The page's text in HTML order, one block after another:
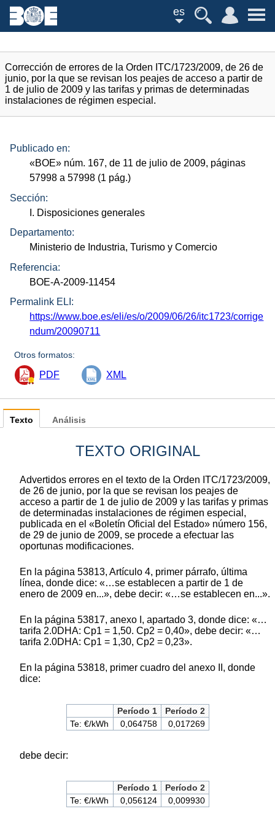
es
Corrección de errores de la Orden ITC/1723/2009, de 26 de
junio, por la que se revisan los peajes de acceso a partir de
1 de julio de 2009 y las tarifas y primas de determinadas
instalaciones de régimen especial.
Publicado en:
«BOE» núm. 167, de 11 de julio de 2009, páginas
57998 a 57998 (1 pág.)
Sección:
I. Disposiciones generales
Departamento:
Ministerio de Industria, Turismo y Comercio
Referencia:
BOE-A-2009-11454
Permalink ELI:
https://www.boe.es/eli/es/o/2009/06/26/itc1723/corrige
ndum/20090711
Otros formatos:
PDF XML
Texto
TEXTO ORIGINAL
Advertidos errores en el texto de la Orden ITC/1723/2009,
de 26 de junio, por la que se revisan los peajes de
acceso a partir de 1 de julio de 2009 y las tarifas y primas
de determinadas instalaciones de régimen especial,
publicada en el «Boletín Oficial del Estado» número 156,
de 29 de junio de 2009, se procede a efectuar las
oportunas modificaciones.
En la página 53813, Artículo 4, primer párrafo, última
línea, donde dice: «…se establecen a partir de 1 de
enero de 2009 en...», debe decir: «…se establecen en...».
En la página 53817, anexo I, apartado 3, donde dice: «…
tarifa 2.0DHA: Cp1 = 1,50. Cp2 = 0,40», debe decir: «…
tarifa 2.0DHA: Cp1 = 1,30, Cp2 = 0,23».
En la página 53818, primer cuadro del anexo II, donde
dice:
Período 1
Período 2
Te: €/kWh
0,064758 0,017269
debe decir:
Período 1
Período 2
Te: €/kWh
0,056124 0,009930
Análisis